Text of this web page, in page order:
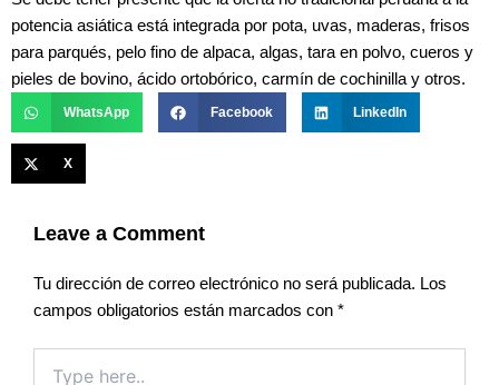
potencia asiática está integrada por pota, uvas, maderas, frisos
para parqués, pelo fino de alpaca, algas, tara en polvo, cueros y
pieles de bovino, ácido ortobórico, carmín de cochinilla y otros.
WhatsApp Facebook LinkedIn
X
Leave a Comment
Tu dirección de correo electrónico no será publicada. Los
campos obligatorios están marcados con *
here..